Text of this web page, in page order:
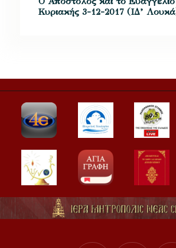
Κυριακής 3-12-2017 (ΙΔ’